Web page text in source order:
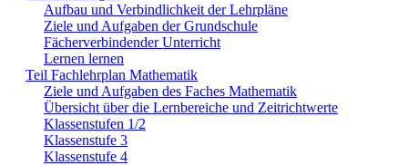
Aufbau und Verbindlichkeit der Lehrpläne
Ziele und Aufgaben der Grundschule
Fächerverbindender Unterricht
Lernen lernen
Teil Fachlehrplan Mathematik
Ziele und Aufgaben des Faches Mathematik
Übersicht über die Lernbereiche und Zeitrichtwerte
Klassenstufen 1/2
Klassenstufe 3
Klassenstufe 4